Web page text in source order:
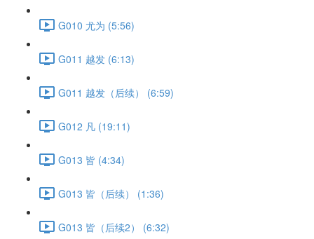
G010 尤为 (5:56)
G011 越发 (6:13)
G011 越发（后续） (6:59)
G012 凡 (19:11)
G013 皆 (4:34)
G013 皆（后续） (1:36)
G013 皆（后续2） (6:32)